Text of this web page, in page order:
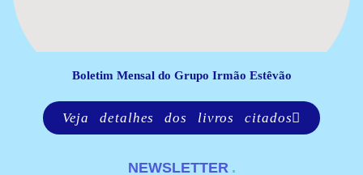
Boletim Mensal do Grupo Irmão Estêvão
Veja detalhes dos livros citados
NEWSLETTER